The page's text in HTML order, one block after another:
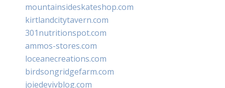
mountainsideskateshop.com
kirtlandcitytavern.com
301nutritionspot.com
ammos-stores.com
loceanecreations.com
birdsongridgefarm.com
joiedevivblog.com